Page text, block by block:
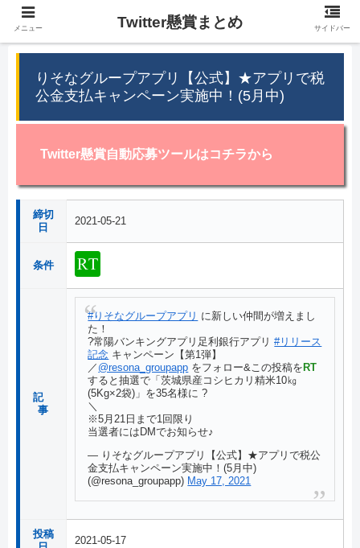
りそなグループアプリ【公式】★アプリで税
公金支払キャンペーン実施中！(5月中)
Twitter懸賞自動応募ツールはコチラから
締切
日
2021-05-21
条件
記
事
#りそなグループアプリ に新しい仲間が増えまし
た！
?常陽バンキングアプリ足利銀行アプリ#リリース
記念 キャンペーン【第1弾】
／ @resona_groupapp をフォロー&この投稿を RT
すると抽選で「茨城県産コシヒカリ精米10㎏
(5Kg×2袋)」を35名様に ?
＼
※5月21日まで1回限り
当選者にはDMでお知らせ♪
— りそなグループアプリ【公式】★アプリで税公
金支払キャンペーン実施中！(5月中)
(@resona_groupapp) May 17, 2021
投稿
2021-05-17
メニュー Twitter懸賞まとめ サイドバー